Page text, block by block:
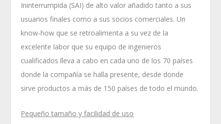
Ininterrumpida (SAI) de alto valor añadido tanto a sus
usuarios finales como a sus socios comerciales. Un
know-how que se retroalimenta a su vez de la
excelente labor que su equipo de ingenieros
cualificados lleva a cabo en cada uno de los 70 países
donde la compañía se halla presente, desde donde
sirve productos a más de 150 países de todo el mundo.
Pequeño tamaño y facilidad de uso